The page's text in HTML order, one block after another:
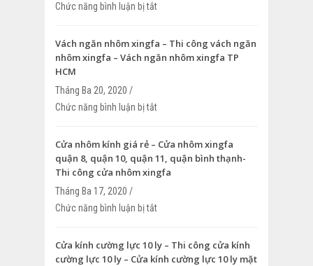
Chức năng bình luận bị tắt
Vách ngăn nhôm xingfa – Thi công vách ngăn
nhôm xingfa – Vách ngăn nhôm xingfa TP
HCM
Tháng Ba 20, 2020 /
Chức năng bình luận bị tắt
Cửa nhôm kính giá rẻ – Cửa nhôm xingfa
quận 8, quận 10, quận 11, quận bình thạnh-
Thi công cửa nhôm xingfa
Tháng Ba 17, 2020 /
Chức năng bình luận bị tắt
nhôm xingfa
Cửa kính cường lực 10 ly – Thi công cửa kính
cường lực 10 ly – Cửa kính cường lực 10 ly mặt